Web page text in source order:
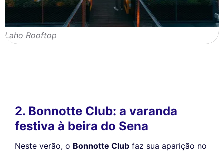
Laho Rooftop
2. Bonnotte Club: a varanda
festiva à beira do Sena
Neste verão, o Bonnotte Club faz sua aparição no